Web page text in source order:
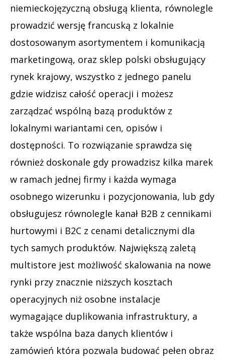
niemieckojęzyczną obsługą klienta, równolegle
prowadzić wersję francuską z lokalnie
dostosowanym asortymentem i komunikacją
marketingową, oraz sklep polski obsługujący
rynek krajowy, wszystko z jednego panelu
gdzie widzisz całość operacji i możesz
zarządzać wspólną bazą produktów z
lokalnymi wariantami cen, opisów i
dostępności. To rozwiązanie sprawdza się
również doskonale gdy prowadzisz kilka marek
w ramach jednej firmy i każda wymaga
osobnego wizerunku i pozycjonowania, lub gdy
obsługujesz równolegle kanał B2B z cennikami
hurtowymi i B2C z cenami detalicznymi dla
tych samych produktów. Największą zaletą
multistore jest możliwość skalowania na nowe
rynki przy znacznie niższych kosztach
operacyjnych niż osobne instalacje
wymagające duplikowania infrastruktury, a
także wspólna baza danych klientów i
zamówień która pozwala budować pełen obraz